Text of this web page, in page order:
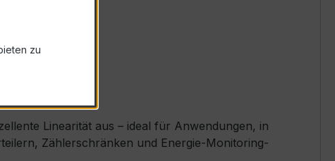
Linearität aus – ideal für Anwendungen, in
Zählerschränken und Energie-Monitoring-
zu